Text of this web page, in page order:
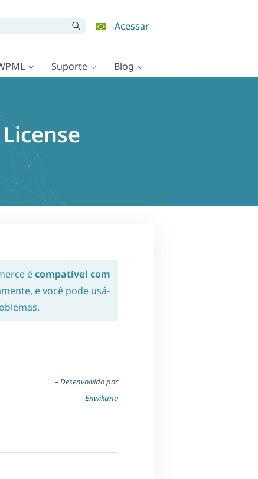
Acessar
Suporte Blog
écompatível com
e você pode usá-
– Desenvolvido por
Enwikuna